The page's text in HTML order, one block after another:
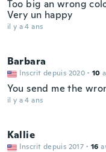
Too big an wrong
Very un happy
il y a 4 ans
Barbara
Inscrit depuis 2020 · 10
You send me the
il y a 4 ans
Kallie
Inscrit depuis 2017 · 16